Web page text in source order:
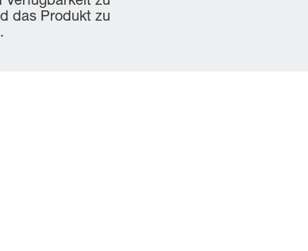
das Produkt zu